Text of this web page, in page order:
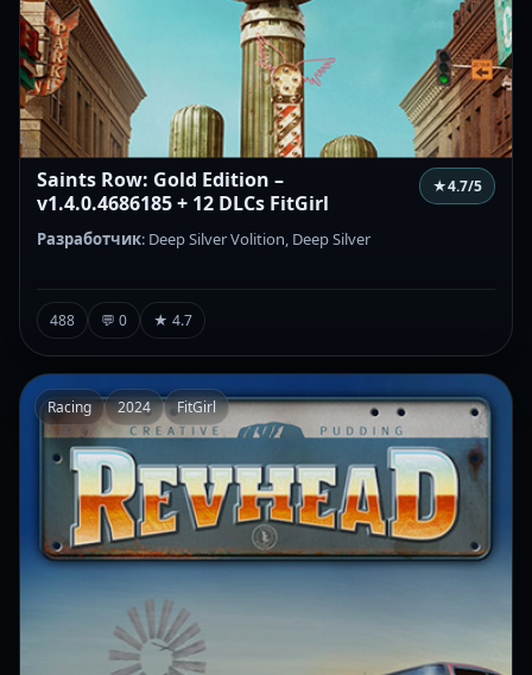
Saints Row: Gold Edition –
v1.4.0.4686185 + 12 DLCs FitGirl
★4.7/5
Разработчик: Deep Silver Volition, Deep Silver
488 💬 0 ★ 4.7
Racing 2024 FitGirl